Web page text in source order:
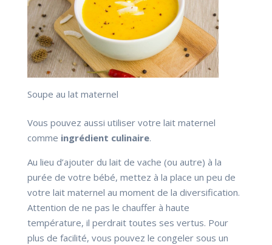
Soupe au lat maternel
Vous pouvez aussi utiliser votre lait maternel
comme ingrédient culinaire.
Au lieu d’ajouter du lait de vache (ou autre) à la
purée de votre bébé, mettez à la place un peu de
votre lait maternel au moment de la diversification.
Attention de ne pas le chauffer à haute
température, il perdrait toutes ses vertus. Pour
plus de facilité, vous pouvez le congeler sous un